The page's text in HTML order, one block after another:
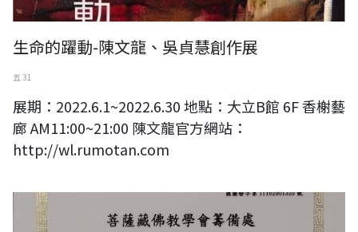
生命的躍動-陳文龍、吳貞慧創作展
五 31
展期：2022.6.1~2022.6.30 地點：大立B館 6F 香榭藝
廊 AM11:00~21:00 陳文龍官方網站：
http://wl.rumotan.com
國家圖書館感謝狀